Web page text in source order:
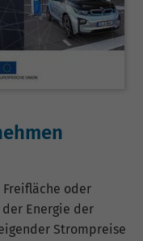
oder
Energie der
Strompreise
Mustertyp, bei dem
dem Namen die
des Kontos
auf das es sich
Variation des